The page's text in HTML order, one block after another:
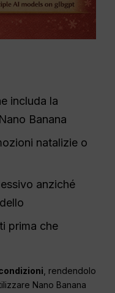
includa la
Banana
natalizie o
anziché
prima che
, rendendolo
Nano Banana